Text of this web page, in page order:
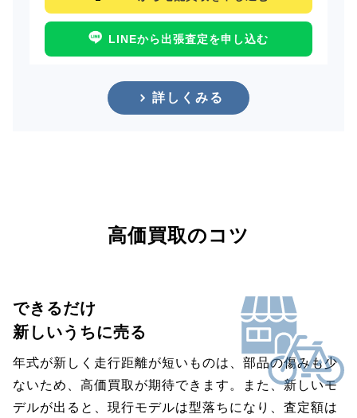
LINEから出張査定を申し込む
詳しくみる
高価買取のコツ
できるだけ
新しいうちに売る
年式が新しく走行距離が短いものは、部品の傷みも少
ないため、高価買取が期待できます。また、新しいモ
デルが出ると、現行モデルは型落ちになり、査定額は